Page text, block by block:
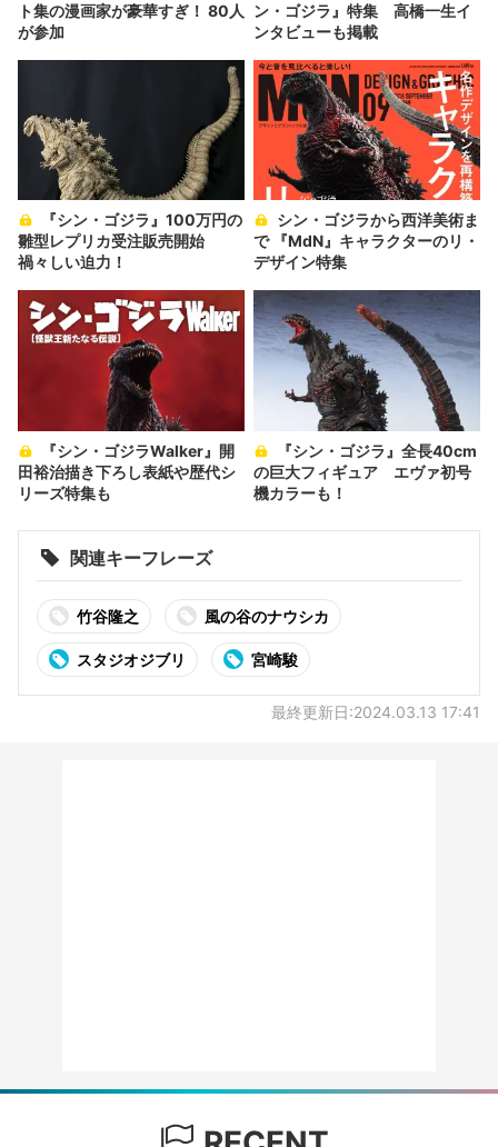
ト集の漫画家が豪華すぎ！ 80人
が参加
ン・ゴジラ』特集 高橋一生イ
ンタビューも掲載
雛型レプリカ受注販売開始
禍々しい迫力！
で 『MdN』キャラクターのリ・
デザイン特集
田裕治描き下ろし表紙や歴代シ
リーズ特集も
の巨大フィギュア エヴァ初号
機カラーも！
関連キーフレーズ
竹谷隆之 風の谷のナウシカ
スタジオジブリ 宮崎駿
最終更新日:2024.03.13 17:41